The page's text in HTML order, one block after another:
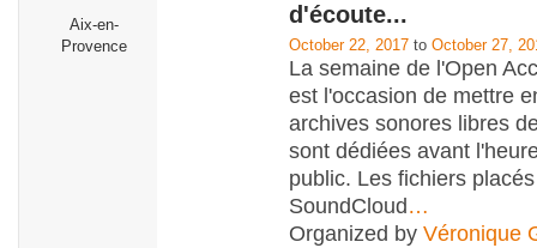
Aix-en-
Provence
d'écoute...
October 22, 2017 to October 27,
La semaine de l'Open
est l'occasion de mettre
archives sonores libres
sont dédiées avant
public. Les fichiers
SoundCloud …
Organized by Véronique